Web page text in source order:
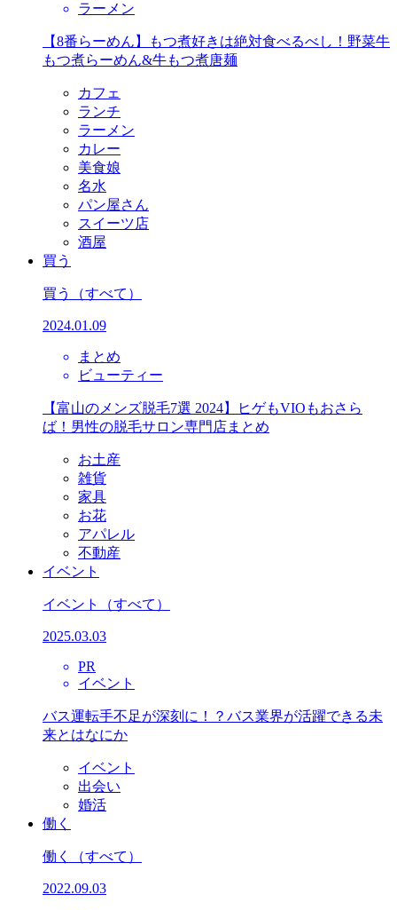
ラーメン
【8番らーめん】もつ煮好きは絶対食べるべし！野菜牛
もつ煮らーめん&牛もつ煮唐麺
カフェ
ランチ
ラーメン
カレー
美食娘
名水
パン屋さん
スイーツ店
酒屋
買う
買う （すべて）
2024.01.09
まとめ
ビューティー
【富山のメンズ脱毛7選 2024】ヒゲもVIOもおさら
ば！男性の脱毛サロン専門店まとめ
お土産
雑貨
家具
お花
アパレル
不動産
イベント
イベント （すべて）
2025.03.03
PR
イベント
バス運転手不足が深刻に！？バス業界が活躍できる未
来とはなにか
イベント
出会い
婚活
働く
働く （すべて）
2022.09.03